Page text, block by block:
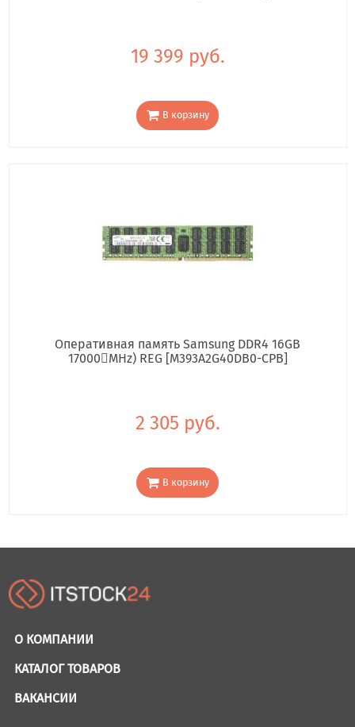
19 399 руб.
В корзину
Оперативная память Samsung DDR4 16GB
17000񢋕MHz) REG [M393A2G40DB0-CPB]
2 305 руб.
В корзину
О КОМПАНИИ
КАТАЛОГ ТОВАРОВ
ВАКАНСИИ